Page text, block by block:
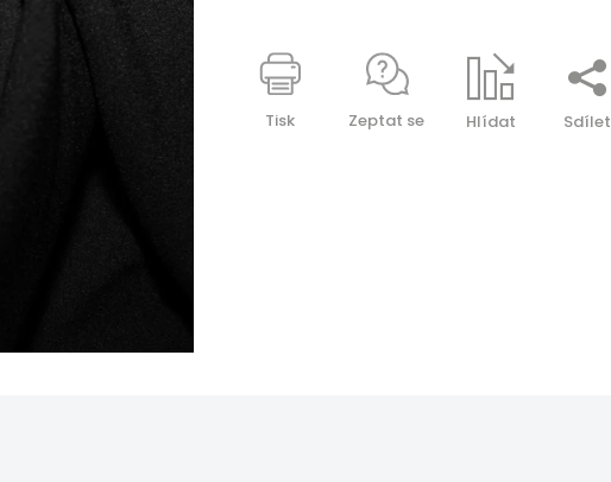
Tisk Zeptat se Hlídat Sdílet